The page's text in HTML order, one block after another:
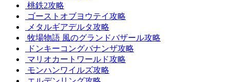
桃鉄2攻略
ゴーストオブヨウテイ攻略
メタルギアデルタ攻略
牧場物語 風のグランドバザール攻略
ドンキーコングバナンザ攻略
マリオカートワールド攻略
モンハンワイルズ攻略